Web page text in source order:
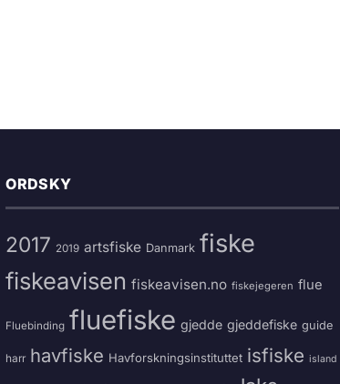
ORDSKY
2017 2019 artsfiske Danmark fiske
fiskeavisen fiskeavisen.no fiskejegeren flue
Fluebinding fluefiske gjedde gjeddefiske guide
harr havfiske Havforskningsinstituttet isfiske island